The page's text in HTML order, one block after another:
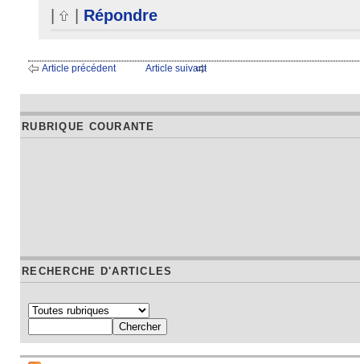
Répondre
Article précédent Article suivant
RUBRIQUE COURANTE
RECHERCHE D'ARTICLES